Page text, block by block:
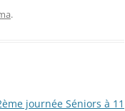
.
journée Séniors à 11